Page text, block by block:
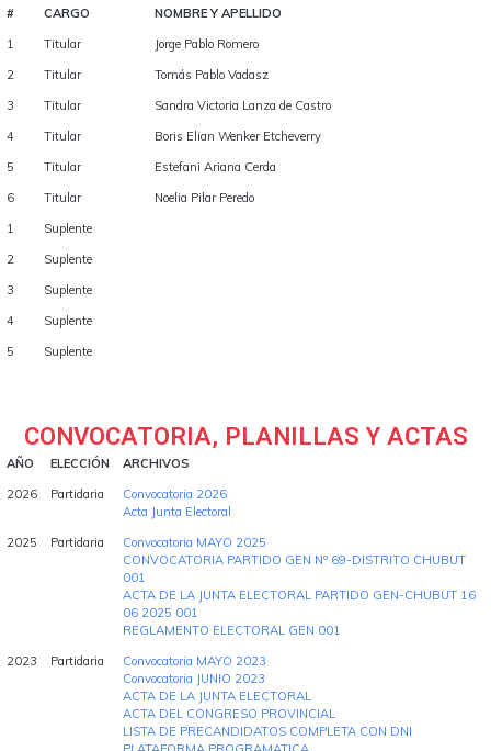
# CARGO
NOMBRE Y APELLIDO
1
Titular
Jorge Pablo Romero
2
Titular
Tomás Pablo Vadasz
3
Titular
Sandra Victoria Lanza de Castro
4
Titular
Boris Elian Wenker Etcheverry
5
Titular
Estefani Ariana Cerda
6
Titular
Noelia Pilar Peredo
1
Suplente
2
Suplente
3
Suplente
4
Suplente
5
Suplente
CONVOCATORIA, PLANILLAS Y ACTAS
AÑO ELECCIÓN
ARCHIVOS
2026
Partidaria
Convocatoria 2026
Acta Junta Electoral
2025
Partidaria
Convocatoria MAYO 2025
CONVOCATORIA PARTIDO GEN Nº 69-DISTRITO CHUBUT
001
ACTA DE LA JUNTA ELECTORAL PARTIDO GEN-CHUBUT 16
06 2025 001
REGLAMENTO ELECTORAL GEN 001
2023
Partidaria
Convocatoria MAYO 2023
Convocatoria JUNIO 2023
ACTA DE LA JUNTA ELECTORAL
ACTA DEL CONGRESO PROVINCIAL
LISTA DE PRECANDIDATOS COMPLETA CON DNI